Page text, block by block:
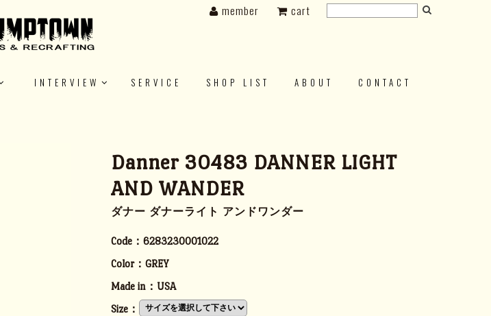
INTERVIEW SERVICE SHOP LIST ABOUT CONTACT
member cart
Danner 30483 DANNER LIGHT
AND WANDER
ダナー ダナーライト アンドワンダー
Code： 6283230001022
Color： GREY
Made in： USA
Size：